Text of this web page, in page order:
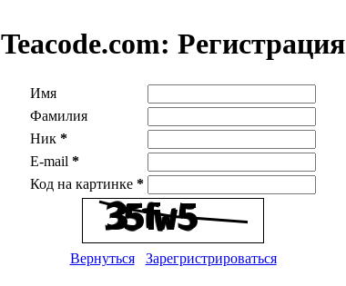
Teacode.com: Регистрация
Имя
Фамилия
Ник *
E-mail *
Код на картинке *
Вернуться Зарегристрироваться